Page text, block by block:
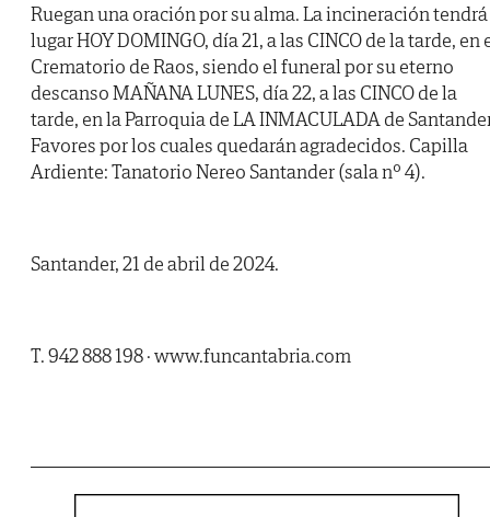
Ruegan una oración por su alma. La incineración tendrá
lugar HOY DOMINGO, día 21, a las CINCO de la tarde, en
Crematorio de Raos, siendo el funeral por su eterno
descanso MAÑANA LUNES, día 22, a las CINCO de la
tarde, en la Parroquia de LA INMACULADA de
Favores por los cuales quedarán agradecidos. Capilla
Ardiente: Tanatorio Nereo Santander (sala nº 4).
Santander, 21 de abril de 2024.
T. 942 888 198 · www.funcantabria.com